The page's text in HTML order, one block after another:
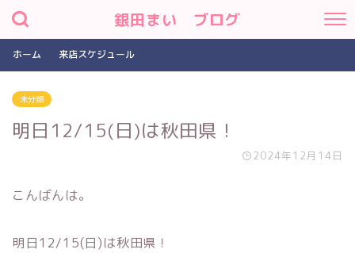
銀田まい ブログ
ホーム 来店スケジュール
未分類
明日12/15(日)は秋田県！
2024年12月14日
こんばんは。
明日12/15(日)は秋田県！